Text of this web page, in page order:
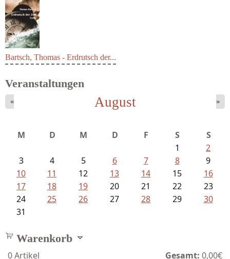
Bartsch, Thomas - Erdrutsch der...
Veranstaltungen
August
« »
M D M D F S
S
1
2
3
4 5 6 7 8
9
10
11 12 13 14 15
16
17
18 19 20 21 22
23
24
25 26 27 28 29
30
31
Warenkorb
0Artikel Gesamt: 0,00€